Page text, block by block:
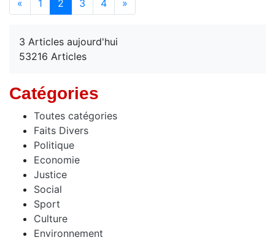
3 Articles aujourd'hui
53216 Articles
Catégories
Toutes catégories
Faits Divers
Politique
Economie
Justice
Social
Sport
Culture
Environnement
« 1 2 3 4 »